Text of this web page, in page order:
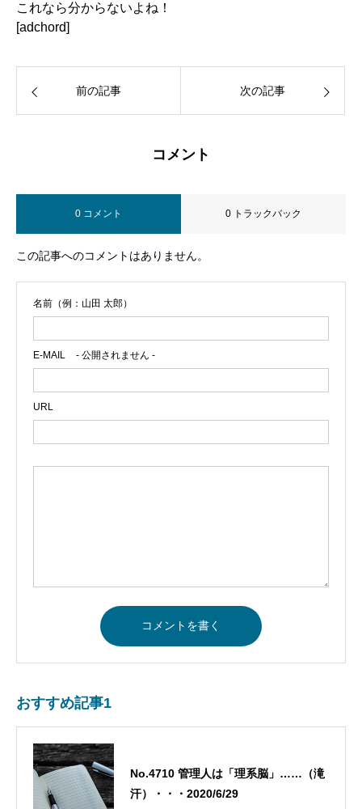
これなら分からないよね！
[adchord]
前の記事 次の記事
コメント
0 コメント 0 トラックバック
この記事へのコメントはありません。
名前（例：山田 太郎）
E-MAIL - 公開されません -
URL
おすすめ記事1
No.4710 管理人は「理系脳」……（滝
汗）・・・2020/6/29